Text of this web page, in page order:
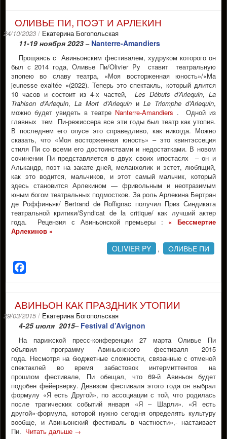
ОЛИВЬЕ ПИ, ПОЭТ И АРЛЕКИН
24/10/2023 / Екатерина Богопольская
11-19 ноября 2023 –Nanterre-Amandiers
Прощаясь с Авиньонским фестивалем, худруком которого он
был с 2014 года, Оливье Пи/Olivier Py ставит театральную
эпопею во славу театра, «Моя восторженная юность»/«Ma
jeunesse exaltée »(2022). Теперь это спектакль, который длится
10 часов и состоит из 4-х частей, Les Débuts d’Arlequin,La
Trahison d’Arlequin,La Mort d’Arlequinи Le Triomphe d’Arlequin,
можно будет увидеть в театре Nanterre-Amandiers . Одной из
главных тем Пи-режиссера все эти годы был театр как утопия.
В последнем его опусе это справедливо, как никогда. Можно
сказать, что «Моя восторженная юность» – это квинтэссеция
стиля Пи со всеми его достоинствами и недостатками. В новом
сочинении Пи представляется в двух своих ипостасях – он и
Алькандр, поэт на закате дней, меланхолик и эстет, любящий,
как это водится, мальчиков, и этот самый мальчик, который
здесь становится Арлекином — фривольным и неотразимым
юным богом театральных подмостков. За роль Арлекина Бертран
де Роффиньяк/ Bertrand de Roffignac получил Приз Синдиката
театральной критики/Syndicat de la critique/ как лучший актер
года. Рецензия с Авиньонской премьеры : « Бессмертие
Арлекинов »
OLIVIER PY , ОЛИВЬЕ ПИ
АВИНЬОН КАК ПРАЗДНИК УТОПИИ
29/03/2015 / Екатерина Богопольская
4-25 июля 2015– Festival d’Avignon
На парижской пресс-конференции 27 марта Оливье Пи
объявил программу Авиньонского фестиваля 2015
года. Несмотря на бюджетные сложности, связанные с отменой
спектаклей во время забастовок интермиттентов на
прошлом фестивале, Пи обещал, что 69-й Авиньон будет
подобен фейерверку. Девизом фестиваля этого года он выбрал
формулу «Я есть Другой», по ассоциации с той, что родилась
после трагических событий января «Я – Шарли». «Я есть
другой»-формула, которой нужно сегодня определять культуру
вообще, и Авиньонский фестиваль в частности»,- настаивает
Пи. Читать дальше →